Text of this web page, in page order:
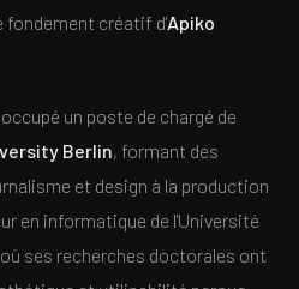
fondement créatif d'Apiko
un poste de chargé de
Berlin, formant des
et design à la production
en informatique de l'Université
ses recherches doctorales ont